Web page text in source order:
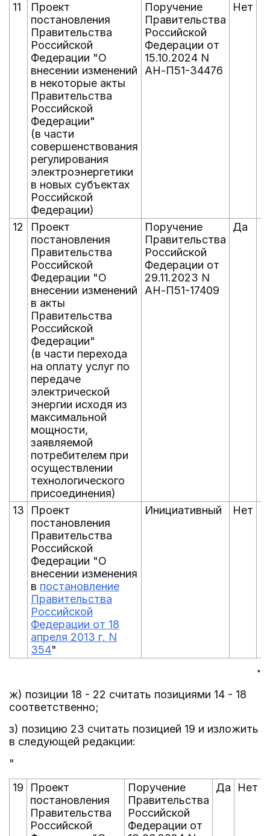
11
Проект
постановления
Правительства
Российской
Федерации "О
внесении изменений
в некоторые акты
Правительства
Российской
Федерации"
(в части
совершенствования
регулирования
электроэнергетики
в новых субъектах
Российской
Федерации)
Поручение
Правительства
Российской
Федерации от
15.10.2024 N
АН-П51-34476
Нет
12
Проект
постановления
Правительства
Российской
Федерации "О
внесении изменений
в акты
Правительства
Российской
Федерации"
(в части перехода
на оплату услуг по
передаче
электрической
энергии исходя из
максимальной
мощности,
заявляемой
потребителем при
осуществлении
технологического
присоединения)
Поручение
Правительства
Российской
Федерации от
29.11.2023 N
АН-П51-17409
Да
13
Проект
постановления
Правительства
Российской
Федерации "О
внесении изменения
в постановление
Правительства
Российской
Федерации от 18
апреля 2013 г. N
354"
Инициативный Нет
"
ж) позиции 18 - 22 считать позициями 14 - 18
соответственно;
з) позицию 23 считать позицией 19 и изложить
в следующей редакции:
"
19
Проект
постановления
Правительства
Российской
Поручение
Правительства
Российской
Федерации от
Да Нет